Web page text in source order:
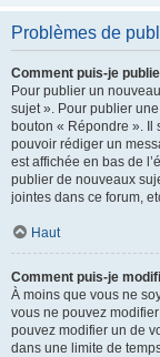
Problèmes de
Comment puis-je
Pour publier un
sujet ». Pour publier
bouton « Répondre ». Il
pouvoir rédiger un
est affichée en bas de
publier de nouveaux
jointes dans ce forum,
Haut
Comment puis-je
À moins que vous ne
vous ne pouvez
pouvez modifier un de
dans une limite de